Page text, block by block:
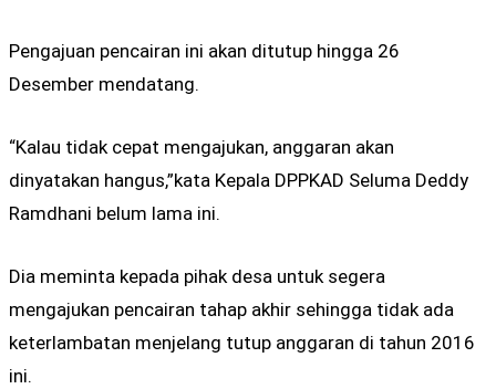
Pengajuan pencairan ini akan ditutup hingga 26
Desember mendatang.
“Kalau tidak cepat mengajukan, anggaran akan
dinyatakan hangus,”kata Kepala DPPKAD Seluma Deddy
Ramdhani belum lama ini.
Dia meminta kepada pihak desa untuk segera
mengajukan pencairan tahap akhir sehingga tidak ada
keterlambatan menjelang tutup anggaran di tahun 2016
ini.